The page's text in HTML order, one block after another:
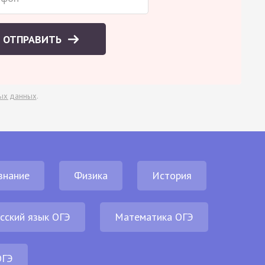
ОТПРАВИТЬ
данных.
Физика История
язык ОГЭ Математика ОГЭ